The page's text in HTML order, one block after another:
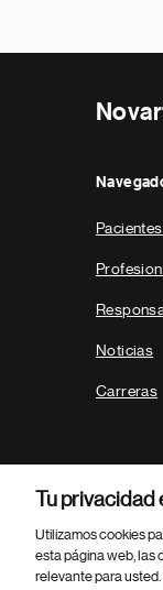
Noticias
Carreras
Parte
© 2026
Tu privacidad
Utilizamos cookies
esta página web, las
relevante para